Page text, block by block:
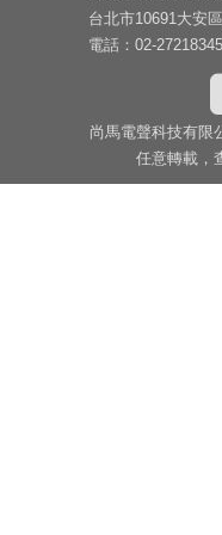
台北市10691大安
電話：02-
尚馬電聲科技有限
任意轉載，